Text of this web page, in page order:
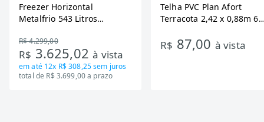
Freezer Horizontal
Metalfrio 543 Litros
Tecnologia Inverter, Branco,
Bivolt
R$ 4.299,00
R$ 3.625,02à vista
em até 12x R$ 308,25sem juros
total de R$ 3.699,00 a prazo
Telha PVC Plan Afort
Terracota 2,42 x 0,88m 6
R$ 87,00 à vista